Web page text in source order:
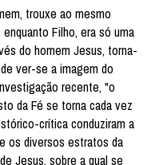
trouxe ao mesmo
Filho, era só uma
do homem Jesus, torna-
ver-se a imagem do
recente, "o
da Fé se torna cada vez
crítica conduziram a
os diversos estratos da
Jesus, sobre a qual se